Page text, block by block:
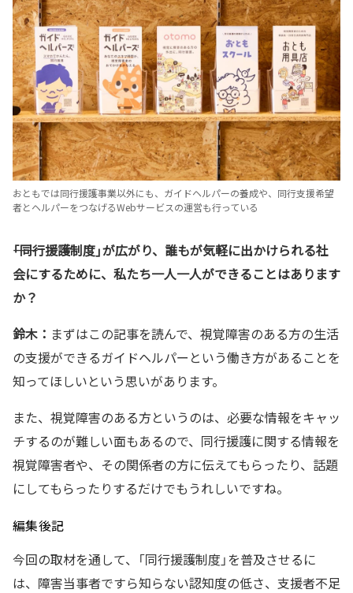
おともでは同行援護事業以外にも、ガイドヘルパーの養成や、同行支援希望
者とヘルパーをつなげるWebサービスの運営も行っている
――「同行援護制度」が広がり、誰もが気軽に出かけられる社
会にするために、私たち一人一人ができることはあります
か？
鈴木： まずはこの記事を読んで、視覚障害のある方の生活
の支援ができるガイドヘルパーという働き方があることを
知ってほしいという思いがあります。
また、視覚障害のある方というのは、必要な情報をキャッ
チするのが難しい面もあるので、同行援護に関する情報を
視覚障害者や、その関係者の方に伝えてもらったり、話題
にしてもらったりするだけでもうれしいですね。
編集後記
今回の取材を通して、「同行援護制度」を普及させるに
は、障害当事者ですら知らない認知度の低さ、支援者不足